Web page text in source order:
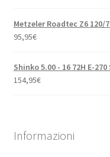
Metzeler Roadtec Z6 120/
95,95€
Shinko 5.00 - 16 72H E-
154,95€
Informazioni